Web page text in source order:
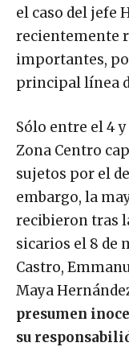
el caso del jefe
recientemente
importantes,
principal línea
Sólo entre el 4
Zona Centro
sujetos por el
embargo, la
recibieron tras
sicarios el 8 de
Castro,
Maya
presumen
su